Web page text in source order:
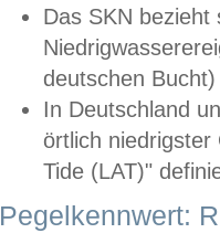
Das SKN
deutschen
In Deutschland
örtlich
Tide (LAT)"
Pegelkennwert: